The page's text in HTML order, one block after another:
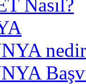
Nasıl?